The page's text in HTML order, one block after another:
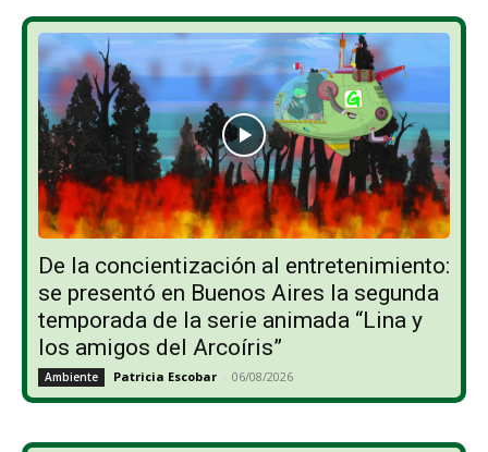
De la concientización al entretenimiento:
se presentó en Buenos Aires la segunda
temporada de la serie animada “Lina y
los amigos del Arcoíris”
Ambiente Patricia Escobar - 06/08/2026